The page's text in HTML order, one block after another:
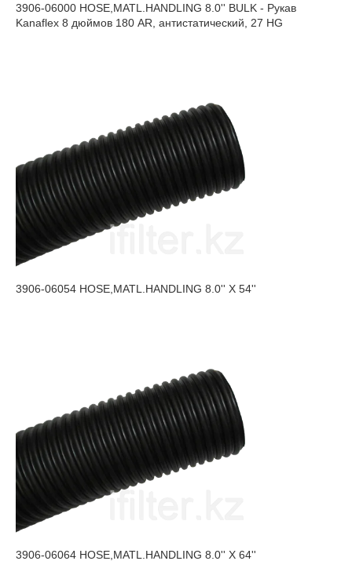
3906-06000 HOSE,MATL.HANDLING 8.0'' BULK - Рукав
Kanaflex 8 дюймов 180 AR, антистатический, 27 HG
3906-06054 HOSE,MATL.HANDLING 8.0'' X 54''
3906-06064 HOSE,MATL.HANDLING 8.0'' X 64''